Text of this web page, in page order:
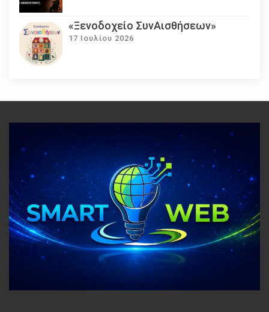
«Ξενοδοχείο ΣυνΑισθήσεων»
17 Ιουλίου 2026